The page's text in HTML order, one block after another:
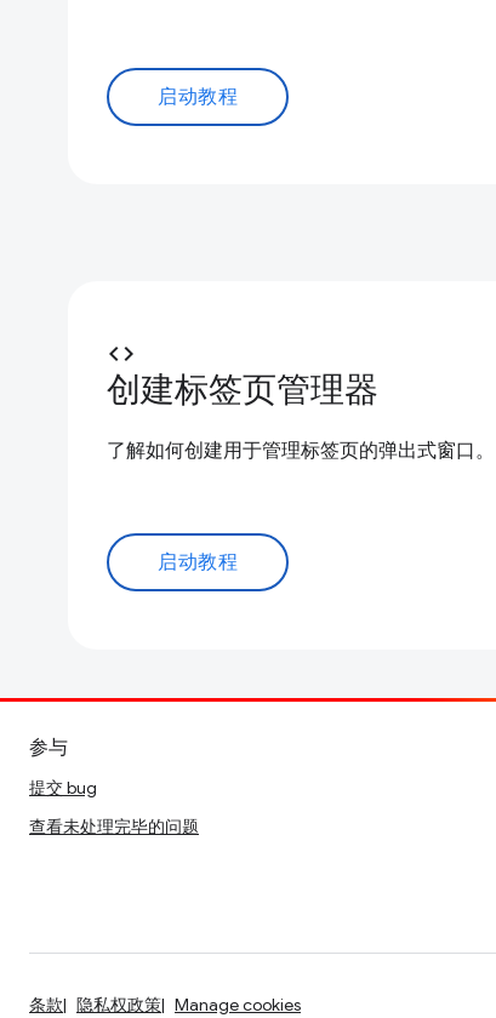
启动教程
code
创建标签页管理器
了解如何创建用于管理标签页的弹出式窗口。
启动教程
参与
提交 bug
查看未处理完毕的问题
条款 隐私权政策 Manage cookies